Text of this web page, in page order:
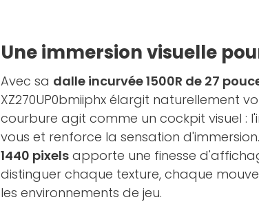
Une immersion visuelle
Avec sa dalle incurvée 1500R de 27
XZ270UP0bmiiphx élargit naturellement
courbure agit comme un cockpit visuel :
vous et renforce la sensation
1440 pixels apporte une finesse
distinguer chaque texture, chaque
les environnements de jeu.